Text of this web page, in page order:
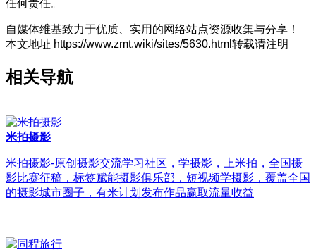
任何责任。
自媒体维基致力于优质、实用的网络站点资源收集与分享！
本文地址 https://www.zmt.wiki/sites/5630.html转载请注明
相关导航
米拍摄影
米拍摄影-原创摄影交流学习社区，学摄影，上米拍，全国摄
影比赛征稿，标签赋能摄影俱乐部，短视频学摄影，覆盖全国
的摄影城市圈子，有米计划发布作品赢取流量收益